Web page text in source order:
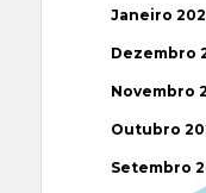
Janeiro
Dezembro
Novembro
Outubro
Setembro